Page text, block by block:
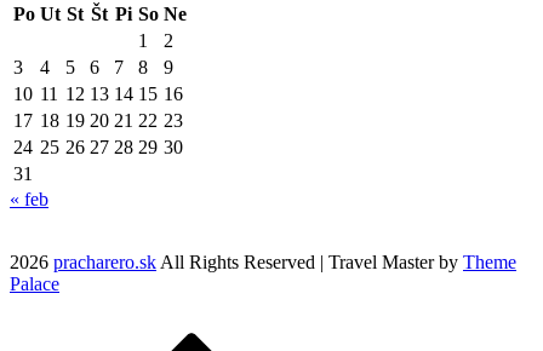
Po Ut St Št Pi So Ne
1
2
3
4 5 6 7 8
9
10 11 12 13 14 15 16
17 18 19 20 21 22 23
24 25 26 27 28 29 30
31
« feb
2026 pracharero.sk All Rights Reserved | Travel Master by Theme
Palace